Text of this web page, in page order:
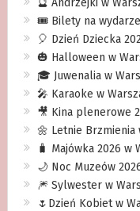
🎟️ Bilety na
🎈 Dzień Dziecka
🎃 Halloween w
🎓 Juwenalia w
🎤 Karaoke w
🎥 Kina plenerowe
🌼 Letnie Brzmienia
🧳 Majówka 2026 w
🌙 Noc Muzeów
🎆 Sylwester w
🌷Dzień Kobiet w